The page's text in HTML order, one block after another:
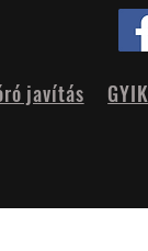
javítás GYIK